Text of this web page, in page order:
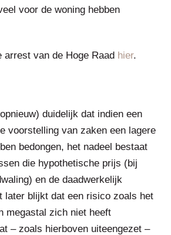
voor de woning hebben
arrest van de Hoge Raad hier.
duidelijk dat indien een
voorstelling van zaken een lagere
bedongen, het nadeel bestaat
die hypothetische prijs (bij
en de daadwerkelijk
later blijkt dat een risico zoals het
megastal zich niet heeft
– zoals hierboven uiteengezet –